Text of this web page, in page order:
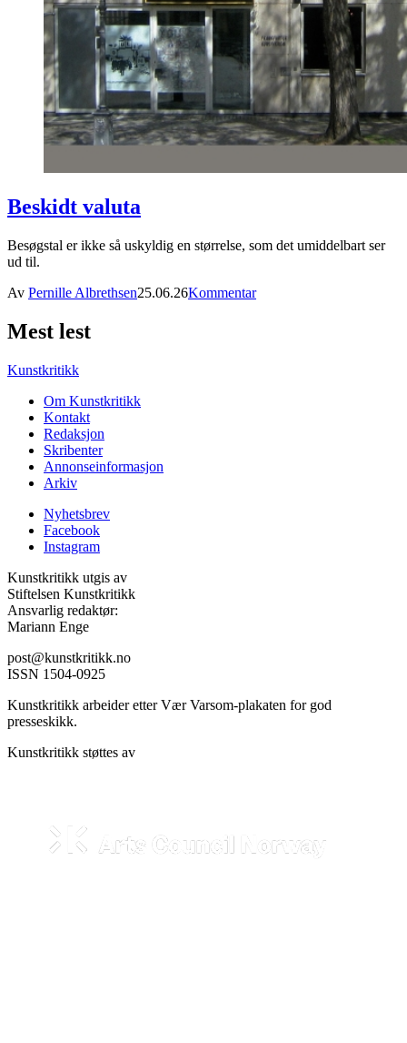
Beskidt valuta
Besøgstal er ikke så uskyldig en størrelse, som det umiddelbart ser
ud til.
Av Pernille Albrethsen25.06.26Kommentar
Mest lest
Kunstkritikk
Om Kunstkritikk
Kontakt
Redaksjon
Skribenter
Annonseinformasjon
Arkiv
Nyhetsbrev
Facebook
Instagram
Kunstkritikk utgis av
Stiftelsen Kunstkritikk
Ansvarlig redaktør:
Mariann Enge
post@kunstkritikk.no
ISSN 1504-0925
Kunstkritikk arbeider etter Vær Varsom-plakaten for god
presseskikk.
Kunstkritikk støttes av